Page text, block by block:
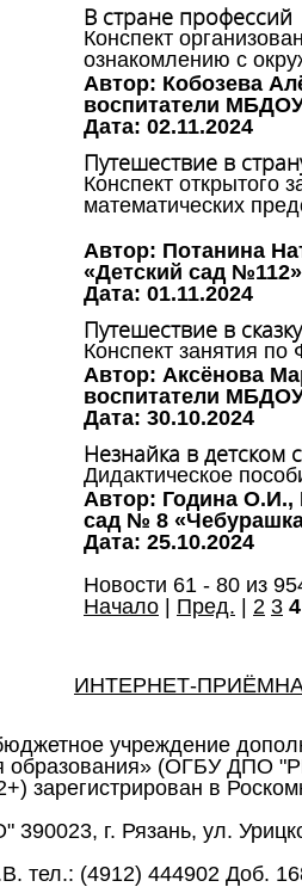
В стране профессий
Конспект
ознакомлению с
Автор: Кобозева
воспитатели
Дата: 02.11.2024
Путешествие в
Конспект открытого
математических
Автор: Потанина
«Детский сад
Дата: 01.11.2024
Путешествие в
Конспект занятия
Автор: Аксёнова
воспитатели
Дата: 30.10.2024
Незнайка в детском
Дидактическое
Автор: Година
сад № 8
Дата: 25.10.2024
Новости 61 - 80 из
Начало | Пред. | 2 3 4
ИНТЕРНЕТ-
учреждение
образования» (ОГБУ ДПО
зарегистрирован в
г. Рязань, ул.
тел.: (4912) 444902 Доб.